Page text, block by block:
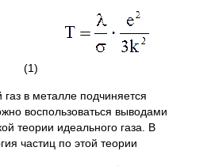
в металле подчиняется
воспользоваться выводами
теории идеального газа. В
частиц по этой теории